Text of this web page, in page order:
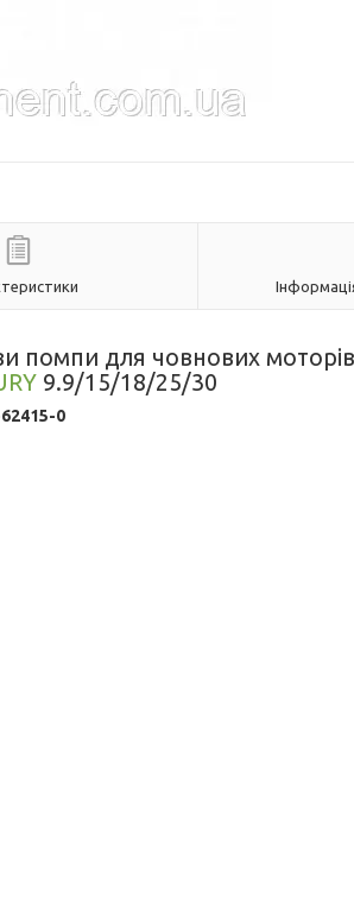
помпи для човнових моторів
9.9/15/18/25/30
0